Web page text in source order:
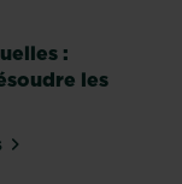
:
les
annuelles :